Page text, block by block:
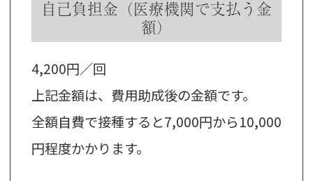
自己負担金（医療機関で支払う金
額）
4,200円／回
上記金額は、費用助成後の金額です。
全額自費で接種すると7,000円から10,000
円程度かかります。